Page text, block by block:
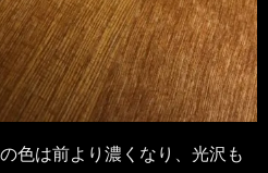
色は前より濃くなり、光沢も